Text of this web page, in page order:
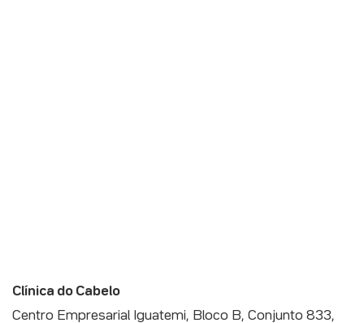
Clínica do Cabelo
Centro Empresarial Iguatemi, Bloco B, Conjunto 833,